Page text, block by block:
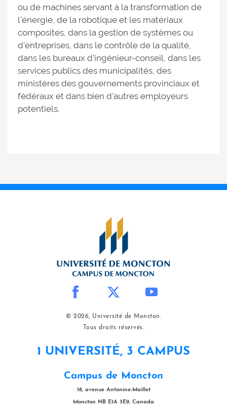
ou de machines servant à la transformation de
l'énergie, de la robotique et les matériaux
composites, dans la gestion de systèmes ou
d'entreprises, dans le contrôle de la qualité,
dans les bureaux d'ingénieur-conseil, dans les
services publics des municipalités, des
ministères des gouvernements provinciaux et
fédéraux et dans bien d'autres employeurs
potentiels.
© 2026, Université de Moncton.
Tous droits réservés.
1 UNIVERSITÉ, 3 CAMPUS
Campus de Moncton
18, avenue Antonine-Maillet
Moncton NB E1A 3E9, Canada